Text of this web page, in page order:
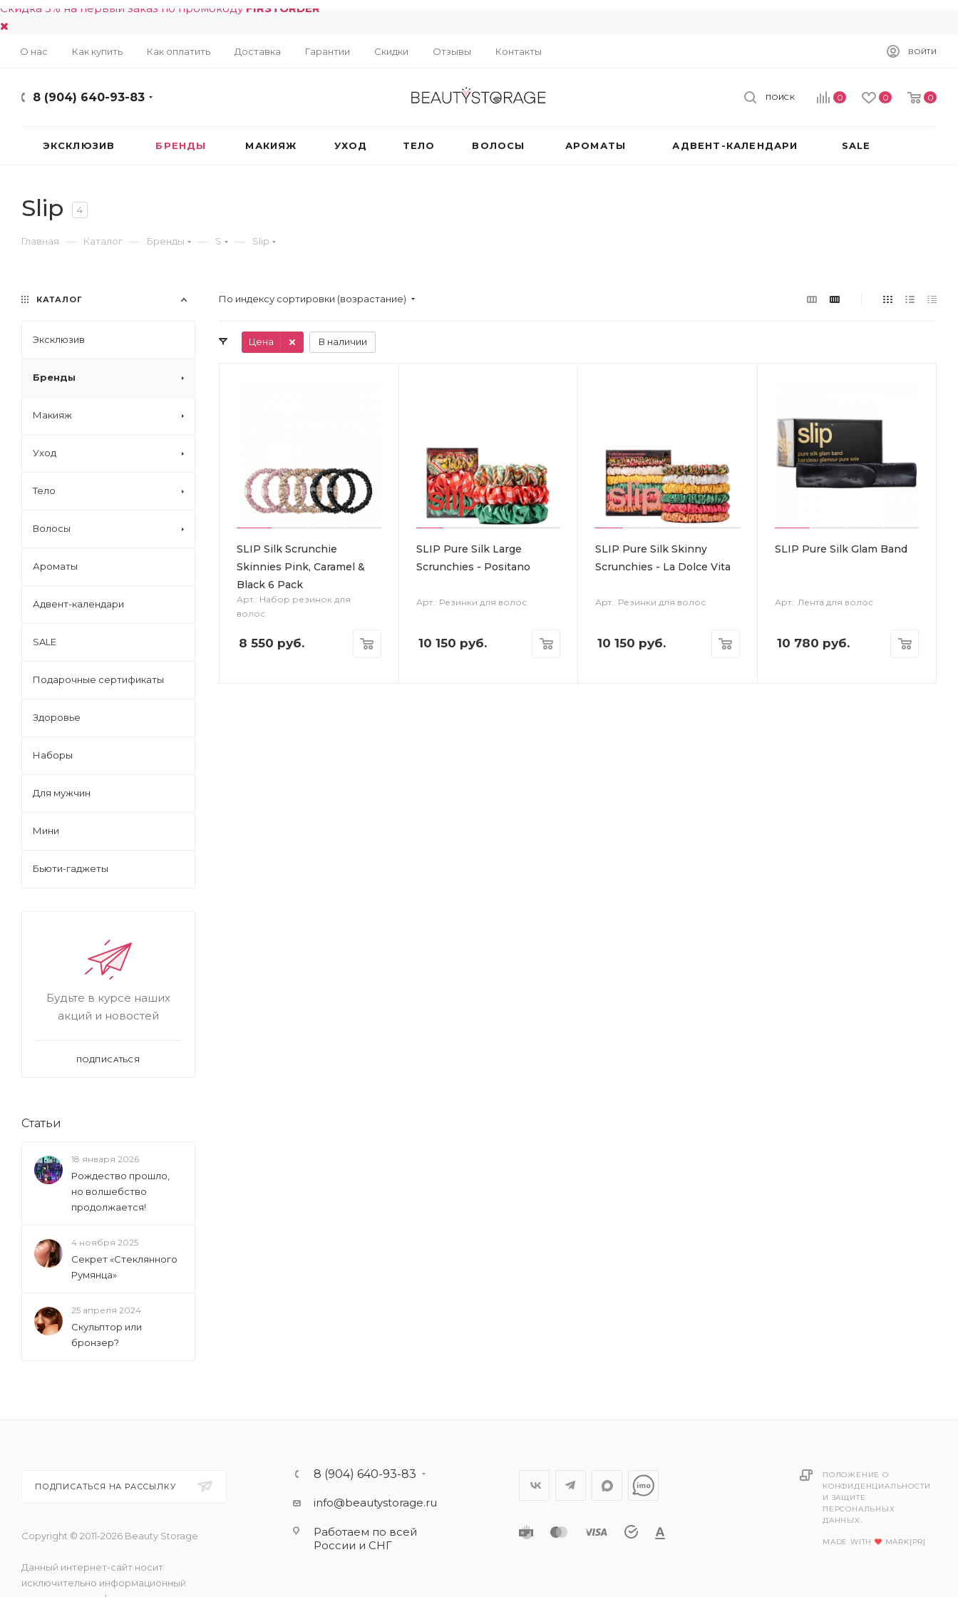
Скидка 5% на первый заказ по промокоду FIRSTORDER
О нас Как купить Как оплатить Доставка Гарантии Скидки Отзывы Контакты ВОЙТИ
8 (904) 640-93-83 0 0 0
ПОИСК
ЭКСКЛЮЗИВ БРЕНДЫ МАКИЯЖ УХОД ТЕЛО ВОЛОСЫ АРОМАТЫ АДВЕНТ-КАЛЕНДАРИ SALE
Slip 4
Главная — Каталог — Бренды — S — Slip
По индексу сортировки (возрастание)
Цена В наличии
SLIP Silk Scrunchie
Skinnies Pink, Caramel &
Black 6 Pack
Арт.: Набор резинок для
волос
8 550 руб.
SLIP Pure Silk Large
Scrunchies - Positano
Арт.: Резинки для волос
10 150 руб.
SLIP Pure Silk Skinny
Scrunchies - La Dolce Vita
Арт.: Резинки для волос
10 150 руб.
SLIP Pure Silk Glam Band
Арт.: Лента для волос
10 780 руб.
КАТАЛОГ
Эксклюзив
Бренды
Макияж
Уход
Тело
Волосы
Ароматы
Адвент-календари
SALE
Подарочные сертификаты
Здоровье
Наборы
Для мужчин
Мини
Бьюти-гаджеты
Будьте в курсе наших
акций и новостей
ПОДПИСАТЬСЯ
Статьи
18 января 2026
Рождество прошло,
но волшебство
продолжается!
4 ноября 2025
Секрет «Стеклянного
Румянца»
25 апреля 2024
Скульптор или
бронзер?
ПОДПИСАТЬСЯ НА РАССЫЛКУ
Copyright © 2011-2026 Beauty Storage
Данный интернет-сайт носит
исключительно информационный
8 (904) 640-93-83
info@beautystorage.ru
Работаем по всей
России и СНГ
ПОЛОЖЕНИЕ О
КОНФИДЕНЦИАЛЬНОСТИ
И ЗАЩИТЕ
ПЕРСОНАЛЬНЫХ
ДАННЫХ.
MADE WITH MARK[PR]